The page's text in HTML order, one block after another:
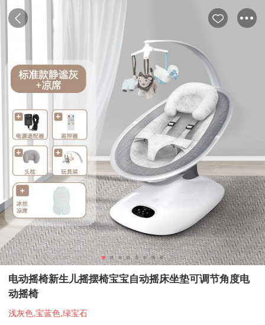
电动摇椅新生儿摇摆椅宝宝自动摇床坐垫可调节角度电
动摇椅
浅灰色,宝蓝色,绿宝石